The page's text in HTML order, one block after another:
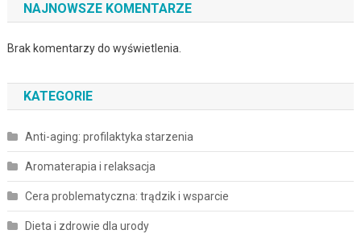
NAJNOWSZE KOMENTARZE
Brak komentarzy do wyświetlenia.
KATEGORIE
Anti-aging: profilaktyka starzenia
Aromaterapia i relaksacja
Cera problematyczna: trądzik i wsparcie
Dieta i zdrowie dla urody